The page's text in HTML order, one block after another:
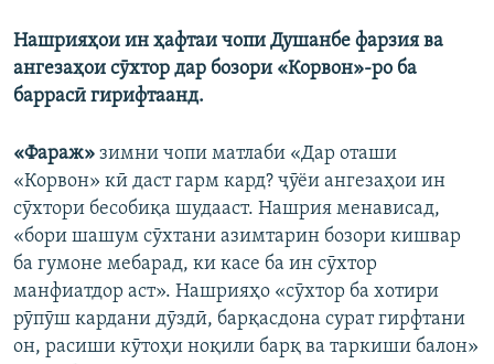
Ҳамаи сомонаҳои RFE/RL
Нашрияҳои ин ҳафтаи чопи Душанбе фарзия ва
ангезаҳои сӯхтор дар бозори «Корвон»-ро ба
баррасӣ гирифтаанд.
«Фараж» зимни чопи матлаби «Дар оташи
«Корвон» кӣ даст гарм кард? ҷӯёи ангезаҳои ин
сӯхтори бесобиқа шудааст. Нашрия менависад,
«бори шашум сӯхтани азимтарин бозори кишвар
ба гумоне мебарад, ки касе ба ин сӯхтор
манфиатдор аст». Нашрияҳо «сӯхтор ба хотири
рӯпӯш кардани дӯздӣ, барқасдона сурат гирфтани
он, расиши кӯтоҳи ноқили барқ ва таркиши балон»